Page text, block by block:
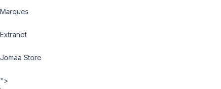
Marques
Extranet
Jomaa Store
">